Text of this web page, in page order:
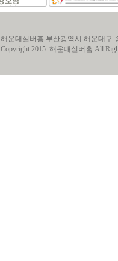
해운대실버홈 부산광역시 해운대구
Copyright 2015. 해운대실버홈 All